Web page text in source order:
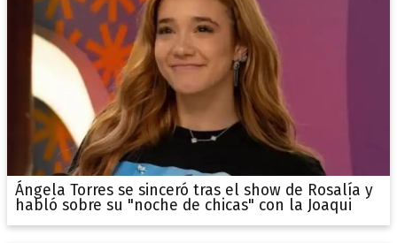
Ángela Torres se sinceró tras el show de Rosalía y
habló sobre su "noche de chicas" con la Joaqui